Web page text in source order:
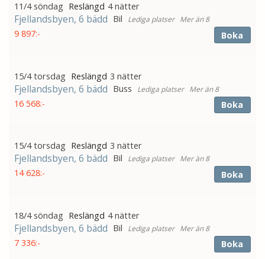
11/4 söndag 4 nätter
Fjellandsbyen, 6 bädd Bil Mer än 8
9 897:- Boka
15/4 torsdag 3 nätter
Fjellandsbyen, 6 bädd Buss Mer än 8
16 568:- Boka
15/4 torsdag 3 nätter
Fjellandsbyen, 6 bädd Bil Mer än 8
14 628:- Boka
18/4 söndag 4 nätter
Fjellandsbyen, 6 bädd Bil Mer än 8
7 336:- Boka